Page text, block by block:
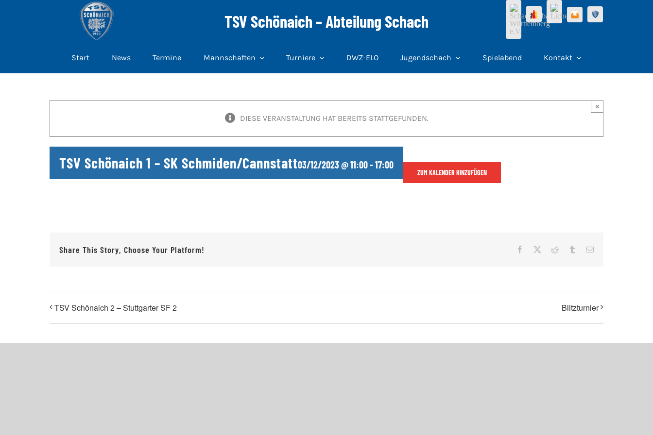
TSV Schönaich – Abteilung Schach
Start News Termine Mannschaften Turniere DWZ-ELO Jugendschach Spielabend Kontakt
DIESE VERANSTALTUNG HAT BEREITS STATTGEFUNDEN.
×
TSV Schönaich 1 – SK Schmiden/Cannstatt03/12/2023 @ 11:00-17:00
ZUM KALENDER HINZUFÜGEN
Share This Story, Choose Your Platform! Facebook Reddit TumblrE-
TSV Schönaich 2 – Stuttgarter SF 2 Blitzturnier